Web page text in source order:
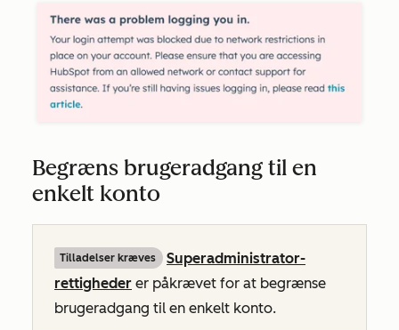
Begræns brugeradgang til en
enkelt konto
Tilladelser kræves
Superadministrator-
rettigheder er påkrævet for at begrænse
brugeradgang til en enkelt konto.